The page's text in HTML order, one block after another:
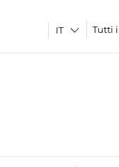
Tutti